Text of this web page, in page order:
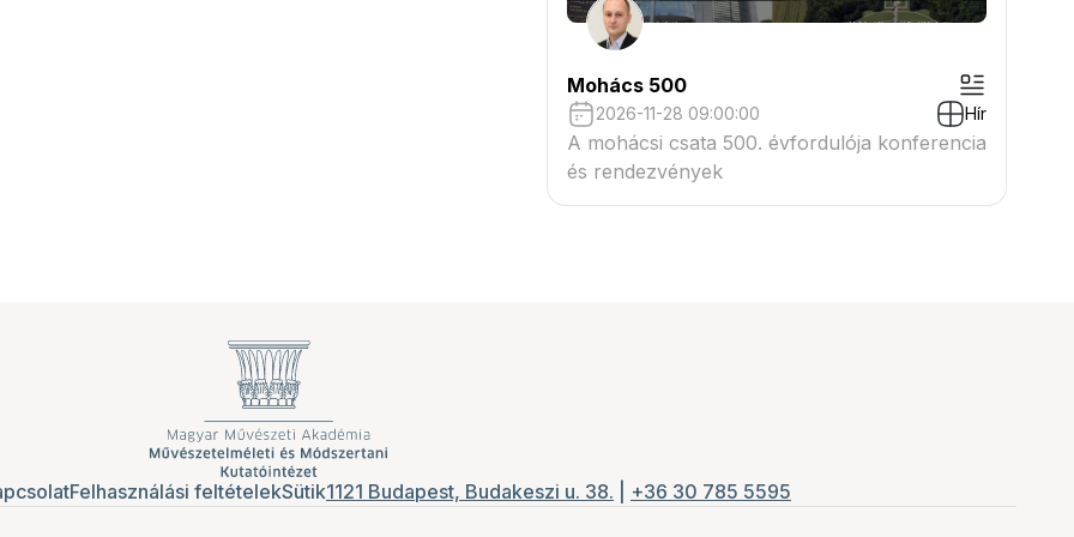
Mohács 500
2026-11-28 09:00:00 Hír
A mohácsi csata 500. évfordulója konferencia
és rendezvények
Felhasználási feltételekSütik1121 Budapest, Budakeszi u. 38. +36 30 785 5595